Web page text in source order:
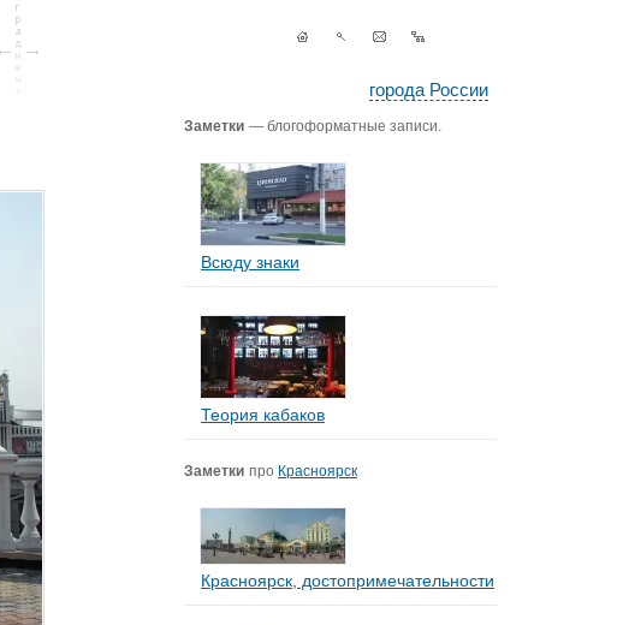
города России
Заметки — блогоформатные записи.
Всюду знаки
Теория кабаков
Заметки про Красноярск
Красноярск, достопримечательности